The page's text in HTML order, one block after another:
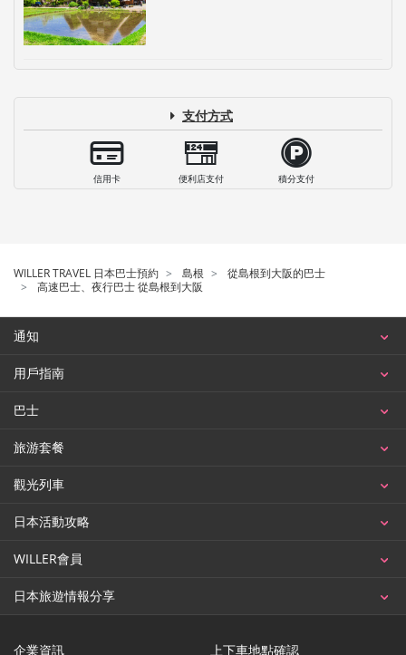
支付方式
信用卡 便利店支付 積分支付
WILLER TRAVEL 日本巴士預約 島根
從島根到大阪的巴士
高速巴士、夜行巴士 從島根到大阪
通知
用戶指南
巴士
旅游套餐
觀光列車
日本活動攻略
WILLER會員
日本旅遊情報分享
企業資訊 上下車地點確認